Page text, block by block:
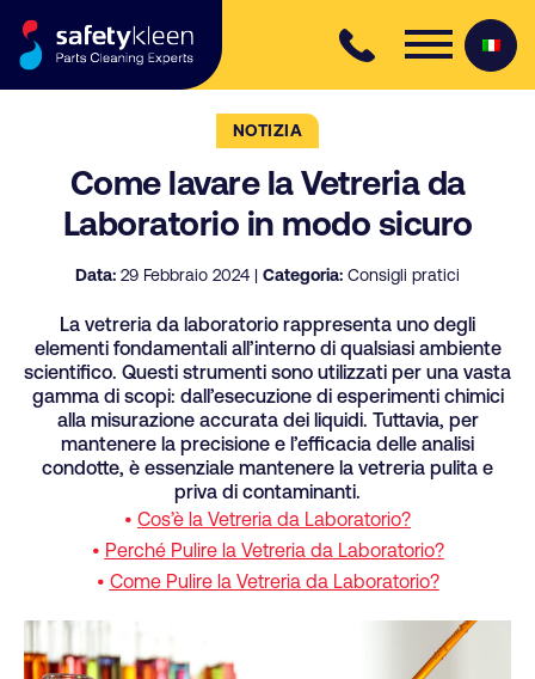
NOTIZIA
Come lavare la Vetreria da
Laboratorio in modo sicuro
Data: 29 Febbraio 2024 | Categoria: Consigli pratici
La vetreria da laboratorio rappresenta uno degli
elementi fondamentali all’interno di qualsiasi ambiente
scientifico. Questi strumenti sono utilizzati per una vasta
gamma di scopi: dall’esecuzione di esperimenti chimici
alla misurazione accurata dei liquidi. Tuttavia, per
mantenere la precisione e l’efficacia delle analisi
condotte, è essenziale mantenere la vetreria pulita e
priva di contaminanti.
• Cos’è la Vetreria da Laboratorio?
• Perché Pulire la Vetreria da Laboratorio?
• Come Pulire la Vetreria da Laboratorio?